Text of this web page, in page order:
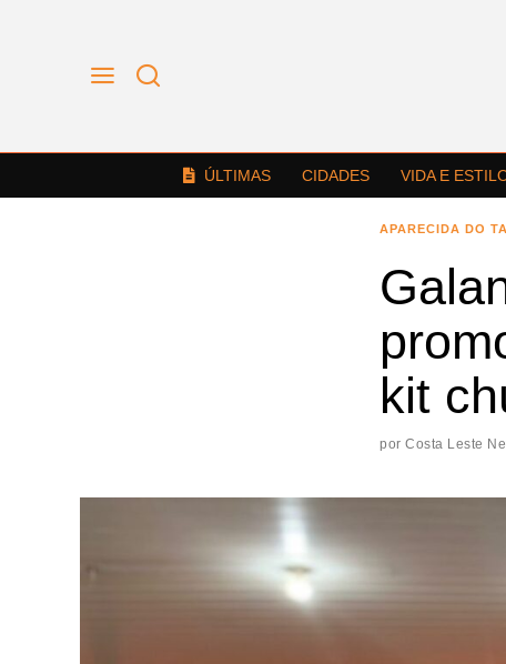
ÚLTIMAS CIDADES VIDA E
APARECIDA DO
kit
por Costa Leste